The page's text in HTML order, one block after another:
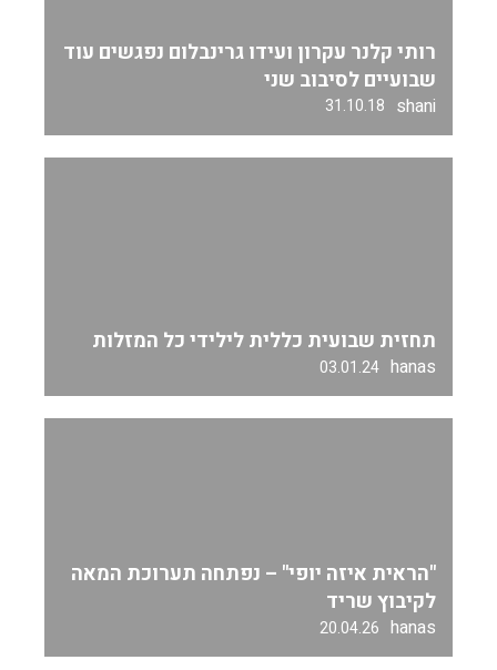
רותי קלנר עקרון ועידו גרינבלום נפגשים עוד
שבועיים לסיבוב שני
shani
31.10.18
תחזית שבועית כללית לילידי כל המזלות
hanas
03.01.24
"הראית איזה יופי" – נפתחה תערוכת המאה
לקיבוץ שריד
hanas
20.04.26